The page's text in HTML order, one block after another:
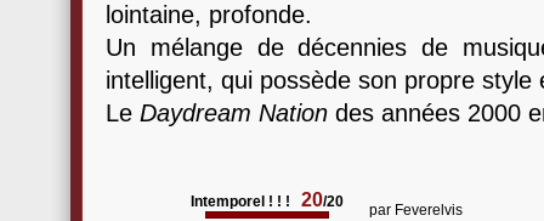
lointaine, profonde.
Un mélange de décennies de
intelligent, qui possède son propre
Le Daydream Nation des années 2000
Intemporel ! ! ! 20/20 par Feverelvis